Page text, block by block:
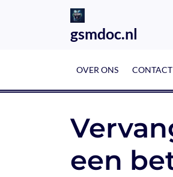
gsmdoc.nl
OVER ONS CONTACT
een